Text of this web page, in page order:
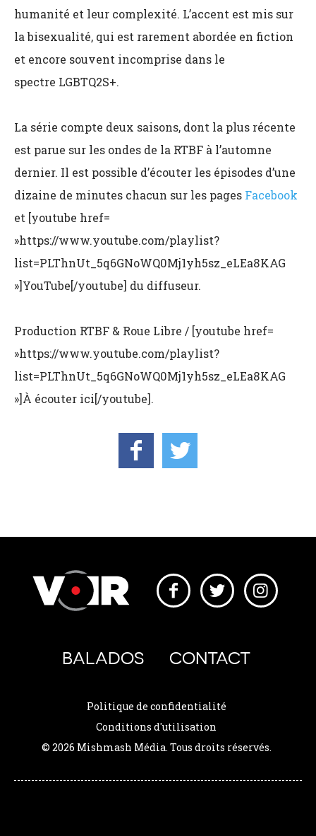
humanité et leur complexité. L’accent est mis sur
la bisexualité, qui est rarement abordée en fiction
et encore souvent incomprise dans le
spectre LGBTQ2S+.
La série compte deux saisons, dont la plus récente
est parue sur les ondes de la RTBF à l’automne
dernier. Il est possible d’écouter les épisodes d’une
dizaine de minutes chacun sur les pages Facebook
et [youtube href=
»https://www.youtube.com/playlist?
list=PLThnUt_5q6GNoWQ0Mj1yh5sz_eLEa8KAG
»]YouTube[/youtube] du diffuseur.
Production RTBF & Roue Libre / [youtube href=
»https://www.youtube.com/playlist?
list=PLThnUt_5q6GNoWQ0Mj1yh5sz_eLEa8KAG
»]À écouter ici[/youtube].
BALADOS CONTACT
Politique de confidentialité
Conditions d'utilisation
© 2026 Mishmash Média. Tous droits réservés.